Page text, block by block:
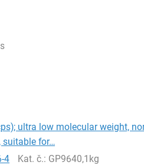
ultra low molecular weight,
suitable for…
4 Kat. č.: GP9640,1kg